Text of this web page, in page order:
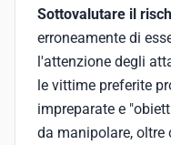
Sottovalutare il
erroneamente di
l'attenzione degli
le vittime preferite
impreparate e
da manipolare, oltre